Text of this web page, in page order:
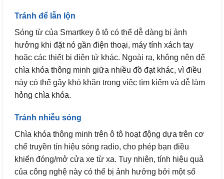
Tránh để lẫn lộn
Sóng từ của Smartkey ô tô có thể dễ dàng bị ảnh
hưởng khi đặt nó gần điện thoại, máy tính xách tay
hoặc các thiết bị điện tử khác. Ngoài ra, không nên để
chìa khóa thông minh giữa nhiều đồ đạt khác, vì điều
này có thể gây khó khăn trong việc tìm kiếm và dễ làm
hỏng chìa khóa.
Tránh nhiễu sóng
Chìa khóa thông minh trên ô tô hoạt động dựa trên cơ
chế truyền tín hiệu sóng radio, cho phép bạn điều
khiển đóng/mở cửa xe từ xa. Tuy nhiên, tính hiệu quả
của công nghệ này có thể bị ảnh hưởng bởi một số